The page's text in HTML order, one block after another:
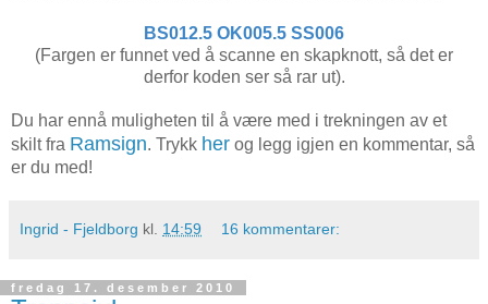
BS012.5 OK005.5 SS006
(Fargen er funnet ved å scanne en skapknott, så det er
derfor koden ser så rar ut).
Du har ennå muligheten til å være med i trekningen av et
skilt fra Ramsign. Trykk her og legg igjen en kommentar, så
er du med!
Ingrid - Fjeldborg kl. 14:59 16 kommentarer:
fredag 17. desember 2010